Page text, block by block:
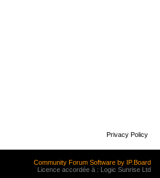
Privacy Policy
Community Forum Software by IP.Board
Licence accordée à : Logic Sunrise Ltd